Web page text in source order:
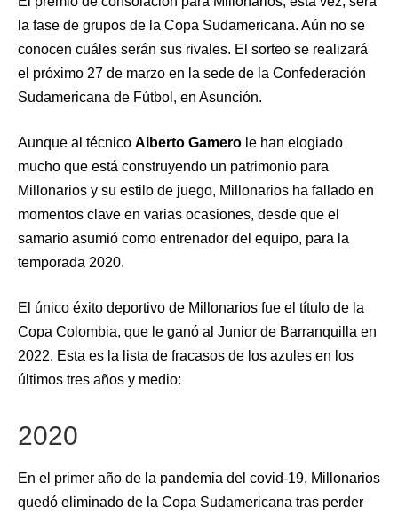
la fase de grupos de la Copa Sudamericana. Aún no se
conocen cuáles serán sus rivales. El sorteo se realizará
el próximo 27 de marzo en la sede de la Confederación
Sudamericana de Fútbol, en Asunción.
Aunque al técnico Alberto Gamero le han elogiado
mucho que está construyendo un patrimonio para
Millonarios y su estilo de juego, Millonarios ha fallado en
momentos clave en varias ocasiones, desde que el
samario asumió como entrenador del equipo, para la
temporada 2020.
El único éxito deportivo de Millonarios fue el título de la
Copa Colombia, que le ganó al Junior de Barranquilla en
2022. Esta es la lista de fracasos de los azules en los
últimos tres años y medio:
2020
En el primer año de la pandemia del covid-19, Millonarios
quedó eliminado de la Copa Sudamericana tras perder